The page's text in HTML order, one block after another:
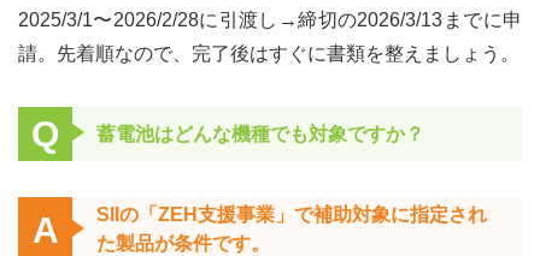
2025/3/1〜2026/2/28に引渡し→締切の2026/3/13までに申
請。先着順なので、完了後はすぐに書類を整えましょう。
Q 蓄電池はどんな機種でも対象ですか？
A
SIIの「ZEH支援事業」で補助対象に指定され
た製品が条件です。